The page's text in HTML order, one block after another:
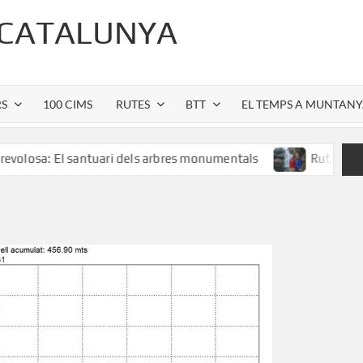
100 CIMS RUTES BTT EL TEMPS A
santuari dels arbres monumentals Ruta al Salt de